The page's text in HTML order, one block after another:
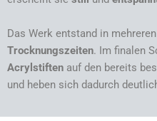
Das Werk entstand in mehreren
Trocknungszeiten. Im finalen
Acrylstiften auf den bereits
und heben sich dadurch